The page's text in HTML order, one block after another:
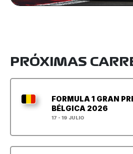
PRÓXIMAS
FORMULA 1 GRAN
BÉLGICA 2026
17 - 19 JULIO